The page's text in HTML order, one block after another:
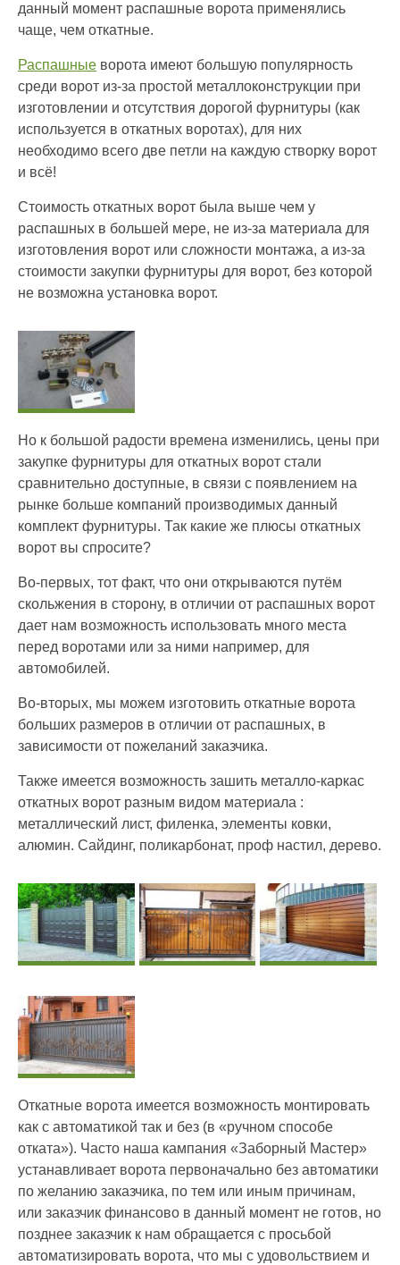
данный момент распашные ворота применялись
чаще, чем откатные.
Распашные ворота имеют большую популярность
среди ворот из-за простой металлоконструкции при
изготовлении и отсутствия дорогой фурнитуры (как
используется в откатных воротах), для них
необходимо всего две петли на каждую створку ворот
и всё!
Стоимость откатных ворот была выше чем у
распашных в большей мере, не из-за материала для
изготовления ворот или сложности монтажа, а из-за
стоимости закупки фурнитуры для ворот, без которой
не возможна установка ворот.
Но к большой радости времена изменились, цены при
закупке фурнитуры для откатных ворот стали
сравнительно доступные, в связи с появлением на
рынке больше компаний производимых данный
комплект фурнитуры. Так какие же плюсы откатных
ворот вы спросите?
Во-первых, тот факт, что они открываются путём
скольжения в сторону, в отличии от распашных ворот
дает нам возможность использовать много места
перед воротами или за ними например, для
автомобилей.
Во-вторых, мы можем изготовить откатные ворота
больших размеров в отличии от распашных, в
зависимости от пожеланий заказчика.
Также имеется возможность зашить металло-каркас
откатных ворот разным видом материала :
металлический лист, филенка, элементы ковки,
алюмин. Сайдинг, поликарбонат, проф настил, дерево.
Откатные ворота имеется возможность монтировать
как с автоматикой так и без (в «ручном способе
отката»). Часто наша кампания «Заборный Мастер»
устанавливает ворота первоначально без автоматики
по желанию заказчика, по тем или иным причинам,
или заказчик финансово в данный момент не готов, но
позднее заказчик к нам обращается с просьбой
автоматизировать ворота, что мы с удовольствием и